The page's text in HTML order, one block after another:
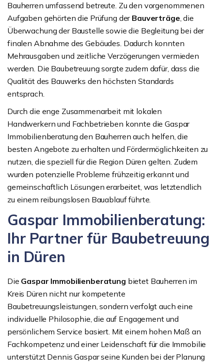
Bauherren umfassend betreute. Zu den vorgenommenen
Aufgaben gehörten die Prüfung der Bauverträge, die
Überwachung der Baustelle sowie die Begleitung bei der
finalen Abnahme des Gebäudes. Dadurch konnten
Mehrausgaben und zeitliche Verzögerungen vermieden
werden. Die Baubetreuung sorgte zudem dafür, dass die
Qualität des Bauwerks den höchsten Standards
entsprach.
Durch die enge Zusammenarbeit mit lokalen
Handwerkern und Fachbetrieben konnte die Gaspar
Immobilienberatung den Bauherren auch helfen, die
besten Angebote zu erhalten und Fördermöglichkeiten zu
nutzen, die speziell für die Region Düren gelten. Zudem
wurden potenzielle Probleme frühzeitig erkannt und
gemeinschaftlich Lösungen erarbeitet, was letztendlich
zu einem reibungslosen Bauablauf führte.
Gaspar Immobilienberatung:
Ihr Partner für Baubetreuung
in Düren
Die Gaspar Immobilienberatung bietet Bauherren im
Kreis Düren nicht nur kompetente
Baubetreuungsleistungen, sondern verfolgt auch eine
individuelle Philosophie, die auf Engagement und
persönlichem Service basiert. Mit einem hohen Maß an
Fachkompetenz und einer Leidenschaft für die Immobilie
unterstützt Dennis Gaspar seine Kunden bei der Planung